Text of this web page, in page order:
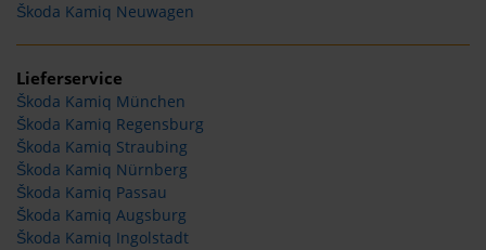
Škoda Kamiq Neuwagen
Lieferservice
Škoda Kamiq München
Škoda Kamiq Regensburg
Škoda Kamiq Straubing
Škoda Kamiq Nürnberg
Škoda Kamiq Passau
Škoda Kamiq Augsburg
Škoda Kamiq Ingolstadt